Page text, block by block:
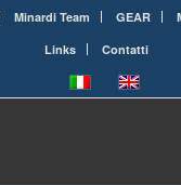
Minardi Team GEAR
Links
Contatti